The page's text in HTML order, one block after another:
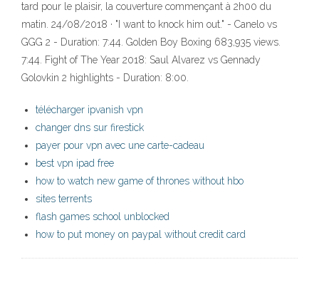
tard pour le plaisir, la couverture commençant à 2h00 du
matin. 24/08/2018 · "I want to knock him out." - Canelo vs
GGG 2 - Duration: 7:44. Golden Boy Boxing 683,935 views.
7:44. Fight of The Year 2018: Saul Alvarez vs Gennady
Golovkin 2 highlights - Duration: 8:00.
télécharger ipvanish vpn
changer dns sur firestick
payer pour vpn avec une carte-cadeau
best vpn ipad free
how to watch new game of thrones without hbo
sites terrents
flash games school unblocked
how to put money on paypal without credit card